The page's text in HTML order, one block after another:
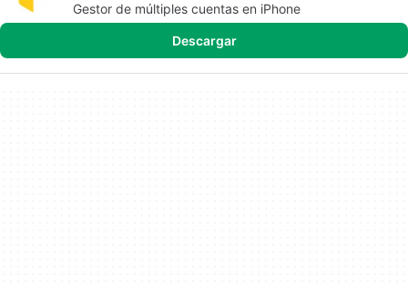
Gestor de múltiples cuentas en iPhone
Descargar